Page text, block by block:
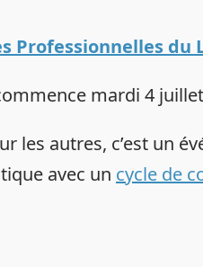
Professionnelles du
mardi 4
les autres, c’est un
avec un cycle de